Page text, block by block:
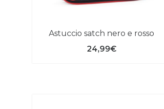
astuccio satch nero e rosso
24,99€